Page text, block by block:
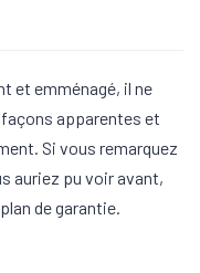
et emménagé, il ne
apparentes et
Si vous remarquez
auriez pu voir avant,
de garantie.